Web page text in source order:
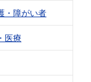
・障がい者
医療